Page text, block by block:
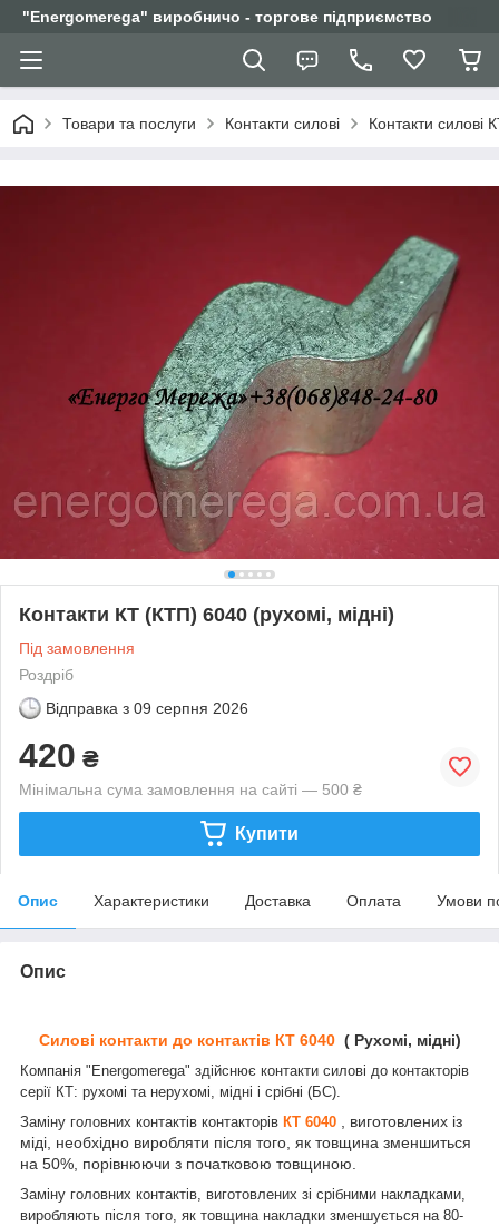
"Еnergomerega" виробничо - торгове підприємство
Товари та послуги Контакти силові Контакти силові
Контакти КТ (КТП) 6040 (рухомі, мідні)
Під замовлення
Роздріб
Відправка з 09 серпня 2026
420 ₴
Мінімальна сума замовлення на сайті — 500 ₴
Купити
Опис Характеристики Доставка Оплата Умови
Опис
Силові контакти до контактів КТ 6040 ( Рухомі, мідні)
Компанія "Energomerega" здійснює контакти силові до контакторів
серії КТ: рухомі та нерухомі, мідні і срібні (БС).
Заміну головних контактів контакторів КТ 6040
, виготовлених із
міді, необхідно виробляти після того, як товщина зменшиться
на 50%, порівнюючи з початковою товщиною.
Заміну головних контактів, виготовлених зі срібними накладками,
виробляють після того, як товщина накладки зменшується на 80-